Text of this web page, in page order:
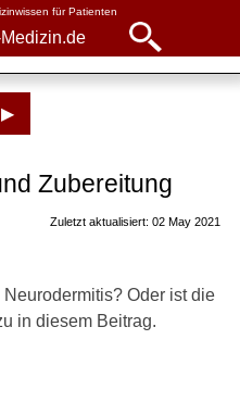
für Patienten
▶
Zubereitung
Zuletzt aktualisiert: 02 May 2021
Oder ist die
in diesem Beitrag.